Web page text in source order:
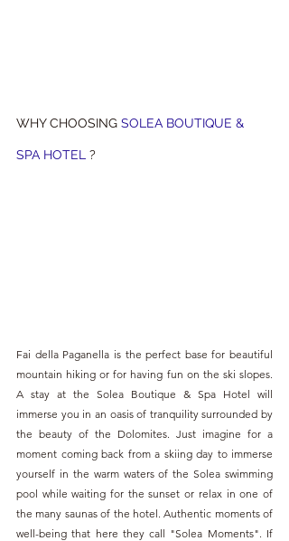
WHY CHOOSING SOLEA BOUTIQUE &
SPA HOTEL ?
Fai della Paganella is the perfect base for beautiful
mountain hiking or for having fun on the ski slopes.
A stay at the Solea Boutique & Spa Hotel will
immerse you in an oasis of tranquility surrounded by
the beauty of the Dolomites. Just imagine for a
moment coming back from a skiing day to immerse
yourself in the warm waters of the Solea swimming
pool while waiting for the sunset or relax in one of
the many saunas of the hotel. Authentic moments of
well-being that here they call "Solea Moments". If